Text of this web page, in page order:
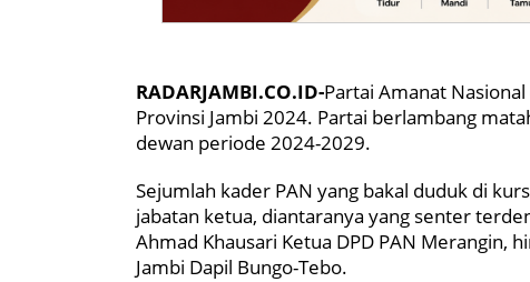
RADARJAMBI.CO.ID-Partai Amanat
Provinsi Jambi 2024. Partai berlambang
dewan periode 2024-2029.
Sejumlah kader PAN yang bakal duduk di
jabatan ketua, diantaranya yang senter
Ahmad Khausari Ketua DPD PAN Merangin,
Jambi Dapil Bungo-Tebo.